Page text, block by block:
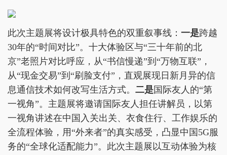
此次主题展将设计极具特色的双重叙事线： 一是跨越
30年的“时间对比”。十大体验区与“三十年前的北
京”老照片对比呼应，从“书信慢递”到“万物互联”，
从“现金交易”到“刷脸支付”，直观展现日新月异的信
息通信技术如何改写生活方式。 二是国际友人的“第
一视角”。主题展将邀请国际友人担任讲解员，以第
一视角讲述在中国入关出关、衣食住行、工作娱乐的
全流程体验，用“外来者”的真实感受，凸显中国5G服
务的“全球化适配能力”。此次主题展以互动体验为核